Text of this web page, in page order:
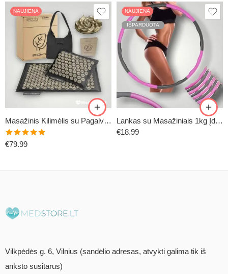
NAUJIENA
Masažinis Kilimėlis su Pagalve (ECOMAT2)
Įvertinimas:
€79.99
NAUJIENA
IŠPARDUOTA
Lankas su Masažiniais 1kg Įdėklais
€18.99
Vilkpėdės g. 6, Vilnius (sandėlio adresas, atvykti galima tik iš
anksto susitarus)